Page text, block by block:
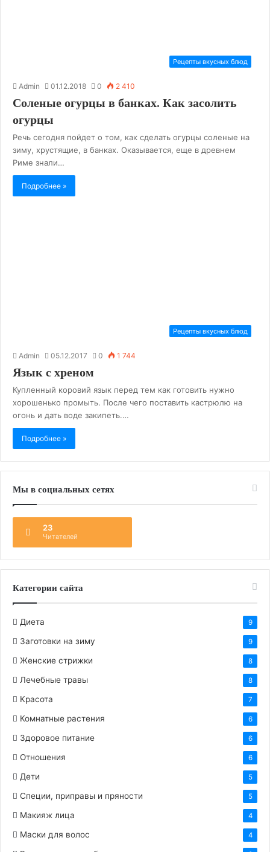
Рецепты вкусных блюд
Admin 01.12.2018 0 2 410
Соленые огурцы в банках. Как засолить
огурцы
Речь сегодня пойдет о том, как сделать огурцы соленые на
зиму, хрустящие, в банках. Оказывается, еще в древнем
Риме знали…
Подробнее »
Рецепты вкусных блюд
Admin 05.12.2017 0 1 744
Язык с хреном
Купленный коровий язык перед тем как готовить нужно
хорошенько промыть. После чего поставить кастрюлю на
огонь и дать воде закипеть.…
Подробнее »
Мы в социальных сетях
23
Читателей
Категории сайта
Диета 9
Заготовки на зиму 9
Женские стрижки 8
Лечебные травы 8
Красота 7
Комнатные растения 6
Здоровое питание 6
Отношения 6
Дети 5
Специи, приправы и пряности 5
Макияж лица 4
Маски для волос 4